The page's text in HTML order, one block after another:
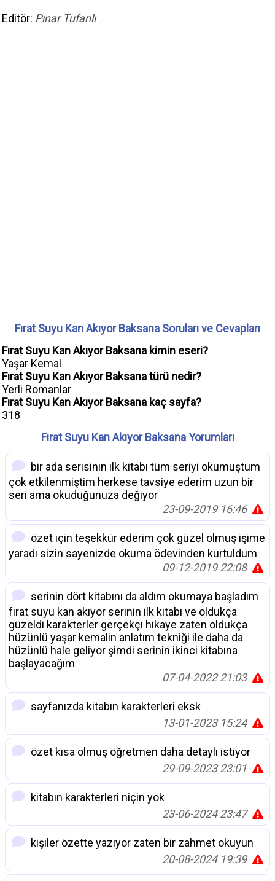
Editör: Pınar Tufanlı
Fırat Suyu Kan Akıyor Baksana Soruları ve Cevapları
Fırat Suyu Kan Akıyor Baksana kimin eseri?
Yaşar Kemal
Fırat Suyu Kan Akıyor Baksana türü nedir?
Yerli Romanlar
Fırat Suyu Kan Akıyor Baksana kaç sayfa?
318
Fırat Suyu Kan Akıyor Baksana Yorumları
bir ada serisinin ilk kitabı tüm seriyi okumuştum
çok etkilenmiştim herkese tavsiye ederim uzun bir
seri ama okuduğunuza değiyor
23-09-2019 16:46
özet için teşekkür ederim çok güzel olmuş işime
yaradı sizin sayenizde okuma ödevinden kurtuldum
09-12-2019 22:08
serinin dört kitabını da aldım okumaya başladım
fırat suyu kan akıyor serinin ilk kitabı ve oldukça
güzeldi karakterler gerçekçi hikaye zaten oldukça
hüzünlü yaşar kemalin anlatım tekniği ile daha da
hüzünlü hale geliyor şimdi serinin ikinci kitabına
başlayacağım
07-04-2022 21:03
sayfanızda kitabın karakterleri eksk
13-01-2023 15:24
özet kısa olmuş öğretmen daha detaylı istiyor
29-09-2023 23:01
kitabın karakterleri niçin yok
23-06-2024 23:47
kişiler özette yazıyor zaten bir zahmet okuyun
20-08-2024 19:39